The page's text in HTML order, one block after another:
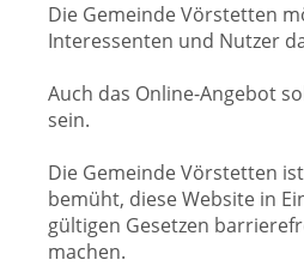
Die Gemeinde Vörstetten
Interessenten und Nutzer
Auch das Online-Angebot
sein.
Die Gemeinde Vörstetten
bemüht, diese Website in
gültigen Gesetzen
machen.